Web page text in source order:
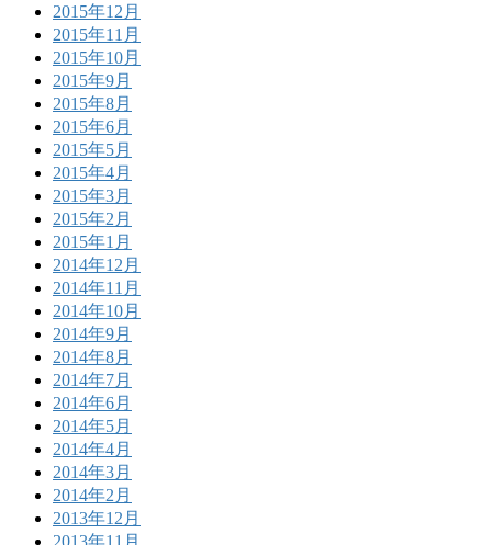
2015年12月
2015年11月
2015年10月
2015年9月
2015年8月
2015年6月
2015年5月
2015年4月
2015年3月
2015年2月
2015年1月
2014年12月
2014年11月
2014年10月
2014年9月
2014年8月
2014年7月
2014年6月
2014年5月
2014年4月
2014年3月
2014年2月
2013年12月
2013年11月